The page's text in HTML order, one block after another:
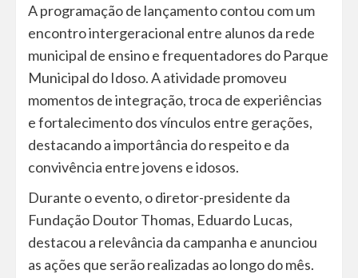
A programação de lançamento contou com um
encontro intergeracional entre alunos da rede
municipal de ensino e frequentadores do Parque
Municipal do Idoso. A atividade promoveu
momentos de integração, troca de experiências
e fortalecimento dos vínculos entre gerações,
destacando a importância do respeito e da
convivência entre jovens e idosos.
Durante o evento, o diretor-presidente da
Fundação Doutor Thomas, Eduardo Lucas,
destacou a relevância da campanha e anunciou
as ações que serão realizadas ao longo do mês.